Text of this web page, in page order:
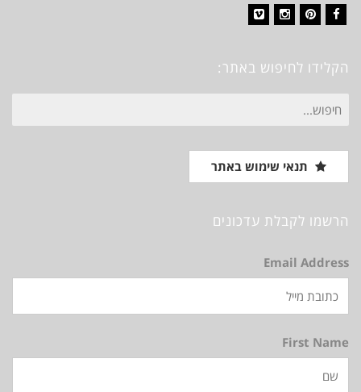
הקלידו לחיפוש באתר:
חיפוש
עבור:
תנאי שימוש באתר
הרשמו לקבלת עדכונים
Email Address
First Name